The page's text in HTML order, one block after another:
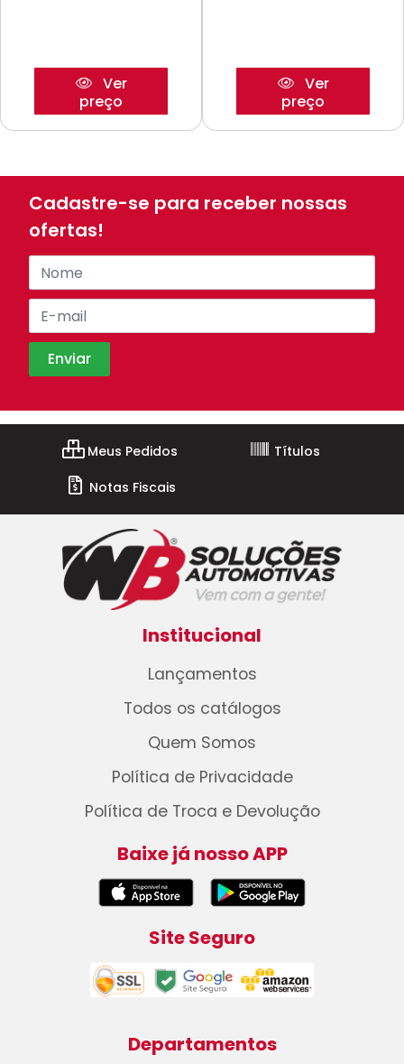
Ver
preço
Ver
preço
Cadastre-se para receber nossas
ofertas!
Meus Pedidos
Títulos
Notas Fiscais
Institucional
Lançamentos
Todos os catálogos
Quem Somos
Política de Privacidade
Política de Troca e Devolução
Baixe já nosso APP
Site Seguro
Departamentos